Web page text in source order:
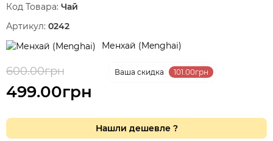
Код Товара: Чай
Артикул: 0242
Менхай (Menghai)
600.00грн Ваша cкидка 101.00грн
499.00грн
Нашли дешевле ?